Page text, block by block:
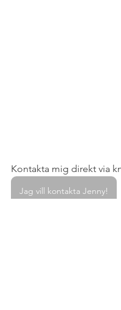
Kontakta mig direkt via
Jag vill kontakta Jenny!